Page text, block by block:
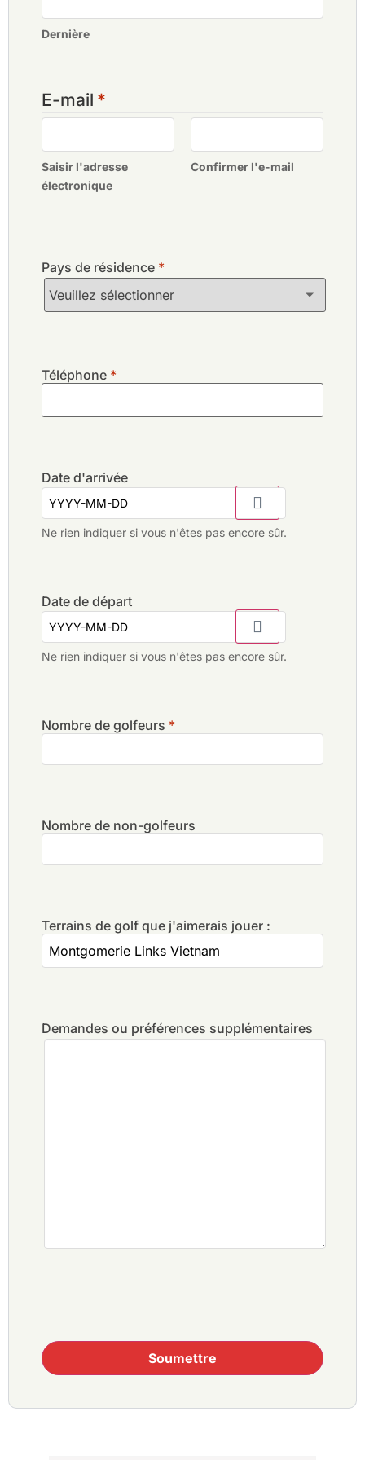
Dernière
E-mail *
Saisir l'adresse
électronique
Confirmer l'e-mail
Pays de résidence *
Téléphone *
Date d'arrivée
Ne rien indiquer si vous n'êtes pas encore sûr.
Date de départ
Ne rien indiquer si vous n'êtes pas encore sûr.
Nombre de golfeurs *
Nombre de non-golfeurs
Terrains de golf que j'aimerais jouer :
Demandes ou préférences supplémentaires
Soumettre